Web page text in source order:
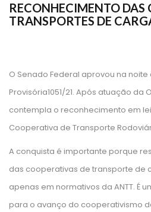
RECONHECIMENTO DAS
TRANSPORTES DE
O Senado Federal aprovou na
Provisória1051/21. Após atuação da
contempla o reconhecimento em
Cooperativa de Transporte
A conquista é importante porque
das cooperativas de transporte de
apenas em normativos da ANTT. É
para o avanço do cooperativismo